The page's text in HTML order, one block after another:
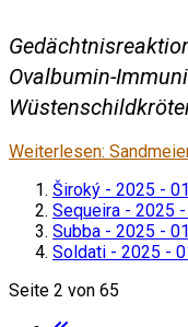
Ovalbumin-
Weiterlesen:
Široký - 2025 - 01
Sequeira - 2025 -
Subba - 2025 - 01
Soldati - 2025 -
Seite 2 von 65